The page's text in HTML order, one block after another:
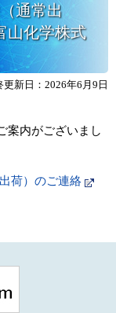
通常出
山化学株式
更新日：2026年6月9日
案内がございまし
荷）のご連絡